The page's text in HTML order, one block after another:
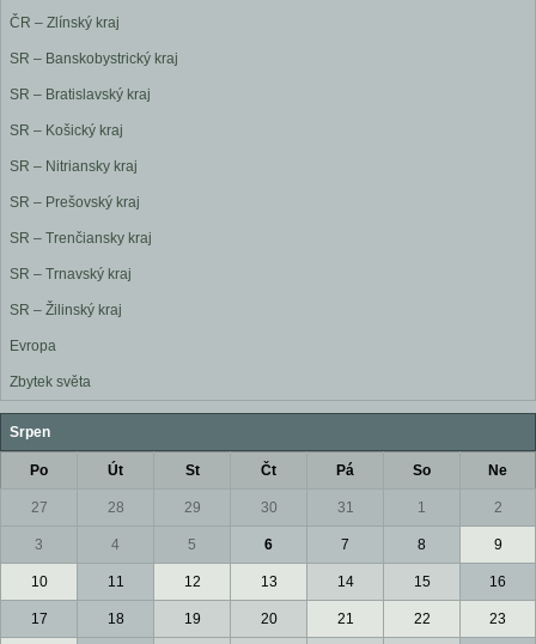
ČR – Zlínský kraj
SR – Banskobystrický kraj
SR – Bratislavský kraj
SR – Košický kraj
SR – Nitriansky kraj
SR – Prešovský kraj
SR – Trenčiansky kraj
SR – Trnavský kraj
SR – Žilinský kraj
Evropa
Zbytek světa
Srpen
Po Út St Čt Pá So Ne
27 28 29 30 31 1 2
3 4 5 6 7 8 9
10 11 12 13 14 15 16
17 18 19 20 21 22 23